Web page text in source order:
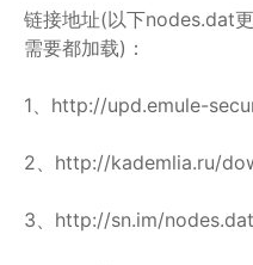
链接地址(以下nodes.dat
需要都加载)：
1、http://upd.emule-
2、http://kademlia.ru/
3、http://sn.im/nodes.dat